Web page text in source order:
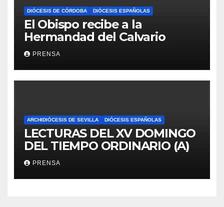
DIÓCESIS DE CÓRDOBA DIÓCESIS ESPAÑOLAS
El Obispo recibe a la
Hermandad del Calvario
PRENSA
ARCHIDIÓCESIS DE SEVILLA DIÓCESIS ESPAÑOLAS
LECTURAS DEL XV DOMINGO
DEL TIEMPO ORDINARIO (A)
PRENSA